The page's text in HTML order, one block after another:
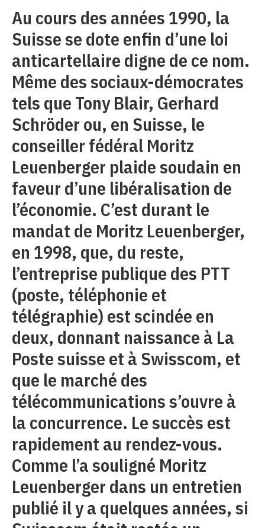
Au cours des années 1990, la
Suisse se dote enfin d’une loi
anticartellaire digne de ce nom.
Même des sociaux-démocrates
tels que Tony Blair, Gerhard
Schröder ou, en Suisse, le
conseiller fédéral Moritz
Leuenberger plaide soudain en
faveur d’une libéralisation de
l’économie. C’est durant le
mandat de Moritz Leuenberger,
en 1998, que, du reste,
l’entreprise publique des PTT
(poste, téléphonie et
télégraphie) est scindée en
deux, donnant naissance à La
Poste suisse et à Swisscom, et
que le marché des
télécommunications s’ouvre à
la concurrence. Le succès est
rapidement au rendez-vous.
Comme l’a souligné Moritz
Leuenberger dans un entretien
publié il y a quelques années, si